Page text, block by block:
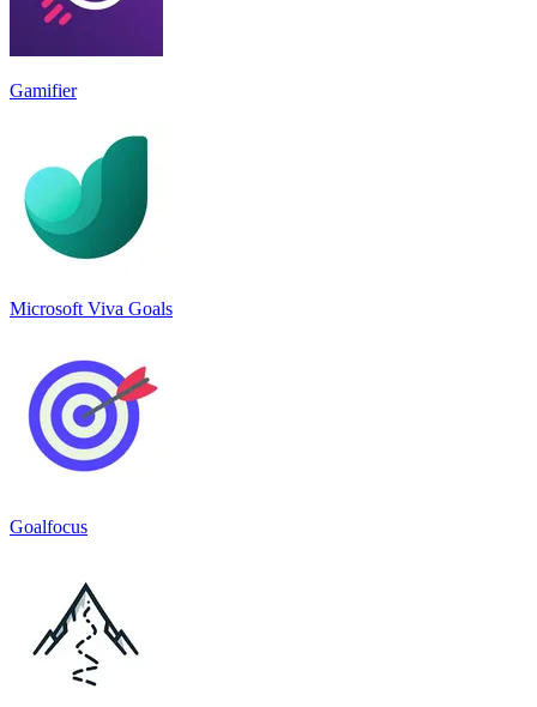
Gamifier
Microsoft Viva Goals
Goalfocus